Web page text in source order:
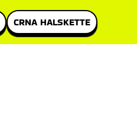
CRNA HALSKETTE